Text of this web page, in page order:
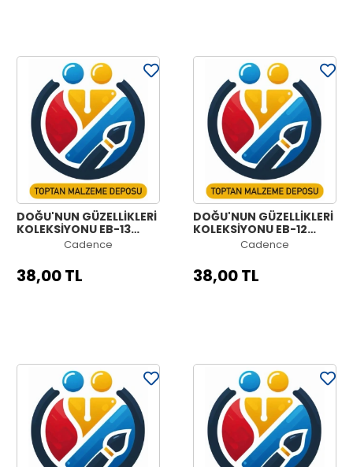
DOĞU'NUN GÜZELLİKLERİ
KOLEKSİYONU EB-13
30X42CMCadence
38,00 TL
DOĞU'NUN GÜZELLİKLERİ
KOLEKSİYONU EB-12
30X42CMCadence
38,00 TL